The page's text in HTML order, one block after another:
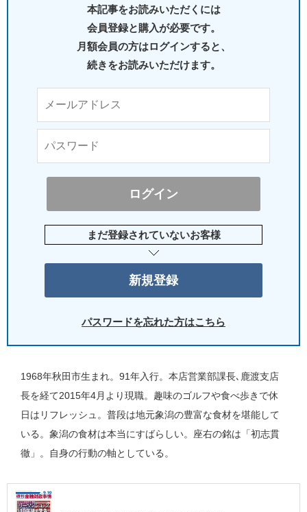
本記事をお読みいただくには
会員登録と購入が必要です。
月額会員の方はログインすると、
続きをお読みいただけます。
まだ登録されていないお客様
パスワードを忘れた方はこちら
1968年秋田市生まれ。91年入行。本店営業部課長､鹿渡支店
長を経て2015年4月より現職。趣味のゴルフや食べ歩きで休
日はリフレッシュ。普段は地元象潟の豊富な食材を堪能して
いる。象潟の食材は本当にすばらしい。座右の銘は「初志貫
徹」。自身の行動の軸としている。